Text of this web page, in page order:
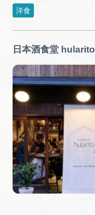
洋食
日本酒食堂 hularito